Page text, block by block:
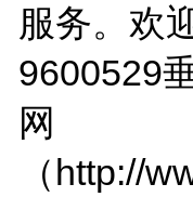
服务。欢
9600529
网
（http://